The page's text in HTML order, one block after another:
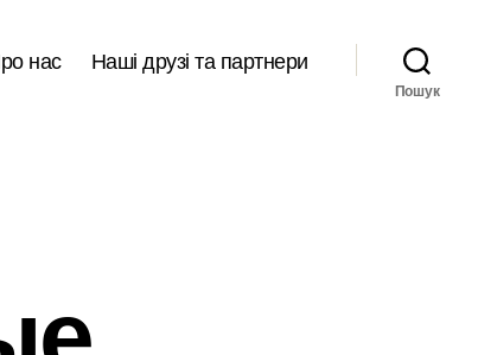
нас Наші друзі та партнери
Пошук